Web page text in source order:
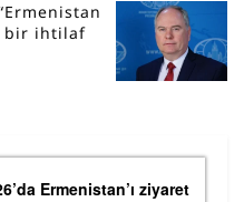
bir ihtilaf
Ermenistan’ı ziyaret